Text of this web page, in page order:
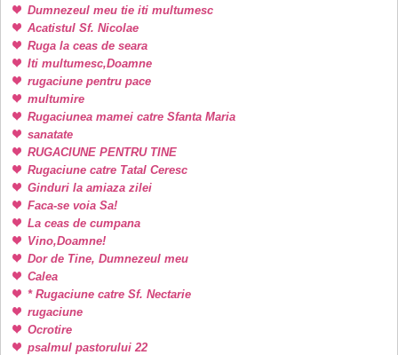
Dumnezeul meu tie iti multumesc
Acatistul Sf. Nicolae
Ruga la ceas de seara
Iti multumesc,Doamne
rugaciune pentru pace
multumire
Rugaciunea mamei catre Sfanta Maria
sanatate
RUGACIUNE PENTRU TINE
Rugaciune catre Tatal Ceresc
Ginduri la amiaza zilei
Faca-se voia Sa!
La ceas de cumpana
Vino,Doamne!
Dor de Tine, Dumnezeul meu
Calea
* Rugaciune catre Sf. Nectarie
rugaciune
Ocrotire
psalmul pastorului 22